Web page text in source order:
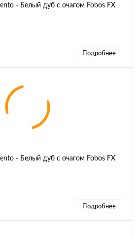
- Белый дуб с очагом Fobos FX
Подробнее
- Белый дуб с очагом Fobos FX
Подробнее